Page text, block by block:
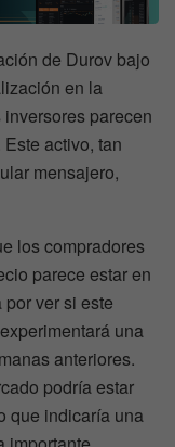
de Durov bajo
en la
parecen
activo, tan
mensajero,
los compradores
parece estar en
ver si este
una
anteriores.
podría estar
que indicaría una